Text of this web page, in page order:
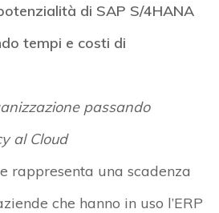
di SAP S/4HANA
tempi e costi di
passando
al Cloud
rappresenta una scadenza
che hanno in uso l’ERP